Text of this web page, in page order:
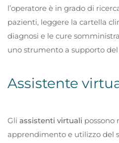
l’operatore è in grado di
pazienti, leggere la cartella
diagnosi e le cure
uno strumento a supporto del
Assistente
Gli assistenti virtuali possono
apprendimento e utilizzo del